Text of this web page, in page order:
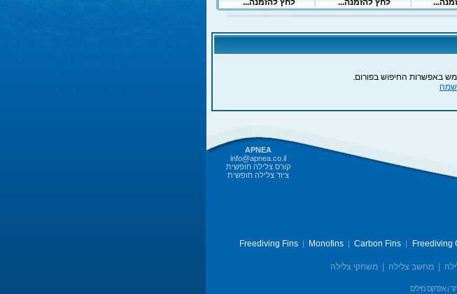
באפשרות החיפוש בפורום.
APNEA
info@apnea.co.il
קורס צלילה חופשית
ציוד צלילה חופשית
Freediving Fins| Monofins| Carbon Fins| Freediving
מחשב צלילה משחקי צלילה
|אינדקס מילים